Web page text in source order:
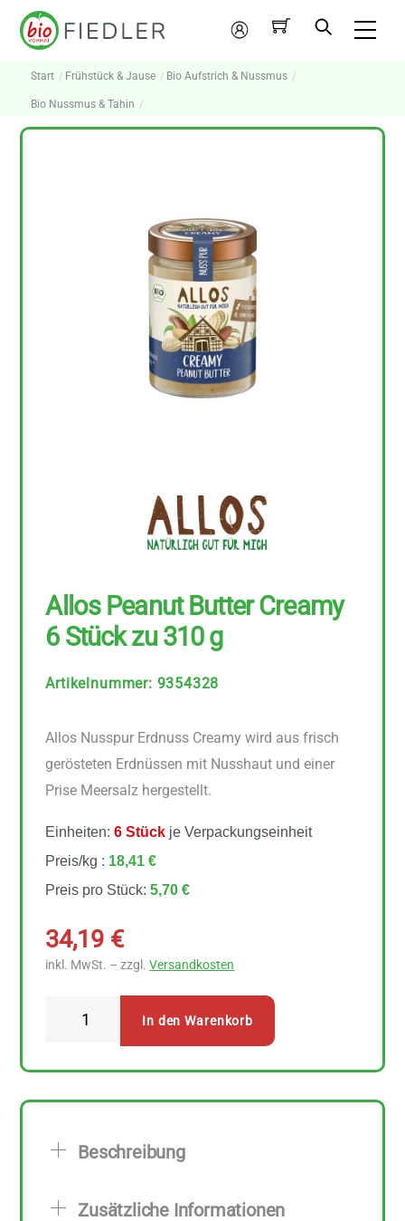
Skip
Mein
Konto
Start Frühstück & Jause Bio Aufstrich & Nussmus
Bio Nussmus & Tahin
Allos Peanut Butter Creamy
6 Stück zu 310 g
Artikelnummer: 9354328
Allos Nusspur Erdnuss Creamy wird aus frisch
gerösteten Erdnüssen mit Nusshaut und einer
Prise Meersalz hergestellt.
Einheiten:6 Stück je Verpackungseinheit
Preis/kg : 18,41 €
Preis pro Stück:5,70 €
34,19 €
inkl. MwSt. – zzgl.Versandkosten
Stück
In den Warenkorb
Beschreibung
Zusätzliche Informationen